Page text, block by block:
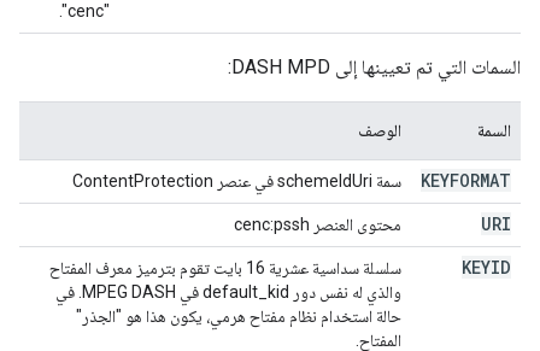
"cenc".
السمات التي تم تعيينها إلى DASH MPD:
السمة الوصف
KEYFORMAT سمة schemeIdUri في عنصر ContentProtection
URI محتوى العنصر cenc:pssh
KEYID
سلسلة سداسية عشرية 16 بايت تقوم بترميز معرف المفتاح
والذي له نفس دور default_kid في MPEG DASH. في
حالة استخدام نظام مفتاح هرمي، يكون هذا هو "الجذر"
المفتاح.